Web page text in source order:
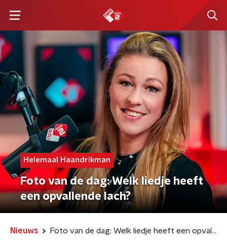
Helemaal Haandrikman
Foto van de dag: Welk liedje heeft
een opvallende lach?
Nieuws Foto van de dag: Welk liedje heeft een opvallende lach?